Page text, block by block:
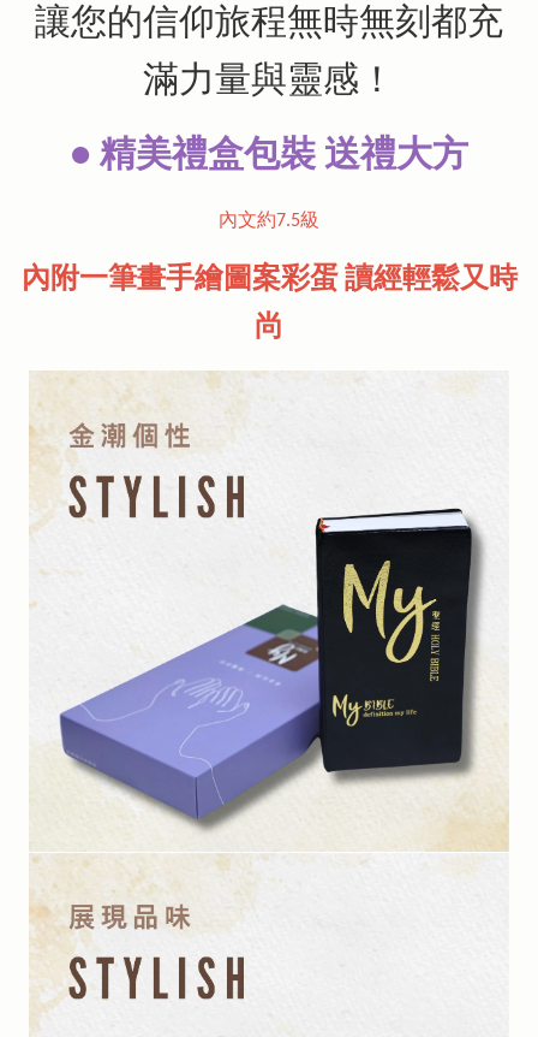
讓您的信仰旅程無時無刻都充
滿力量與靈感！
● 精美禮盒包裝 送禮大方
內文約7.5級
內附一筆畫手繪圖案彩蛋 讀經輕鬆又時
尚